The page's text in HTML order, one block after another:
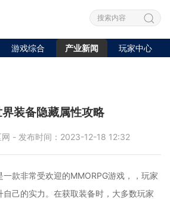
游戏综合 产业新闻 玩家中心
装备隐藏属性攻略
网 - 发布时间：2023-12-18 12:32
款非常受欢迎的MMORPG游戏，，玩家
己的实力。在获取装备时，大多数玩家